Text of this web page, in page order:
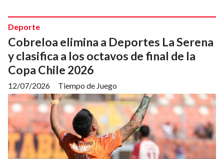
Cobreloa elimina a Deportes La Serena
y clasifica a los octavos de final de la
Copa Chile 2026
Tiempo de Juego
Deporte
12/07/2026